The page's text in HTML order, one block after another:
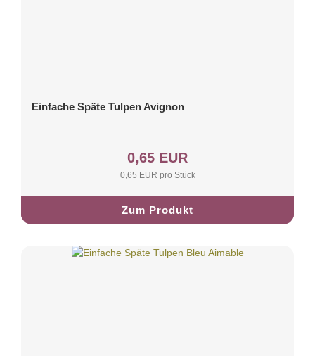
Einfache Späte Tulpen Avignon
0,65 EUR
0,65 EUR pro Stück
Zum Produkt